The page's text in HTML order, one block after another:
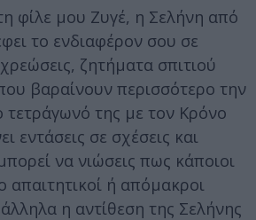
φίλε μου Ζυγέ, η Σελήνη από
το ενδιαφέρον σου σε
ζητήματα σπιτιού
βαραίνουν περισσότερο την
της με τον Κρόνο
εντάσεις σε σχέσεις και
να νιώσεις πως κάποιοι
απαιτητικοί ή απόμακροι
η αντίθεση της Σελήνης